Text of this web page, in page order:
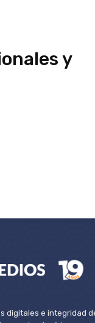
y
digitales e integridad